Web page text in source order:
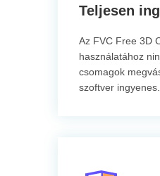
Teljesen
Az FVC Free 3D
használatához
csomagok
szoftver ingyenes.